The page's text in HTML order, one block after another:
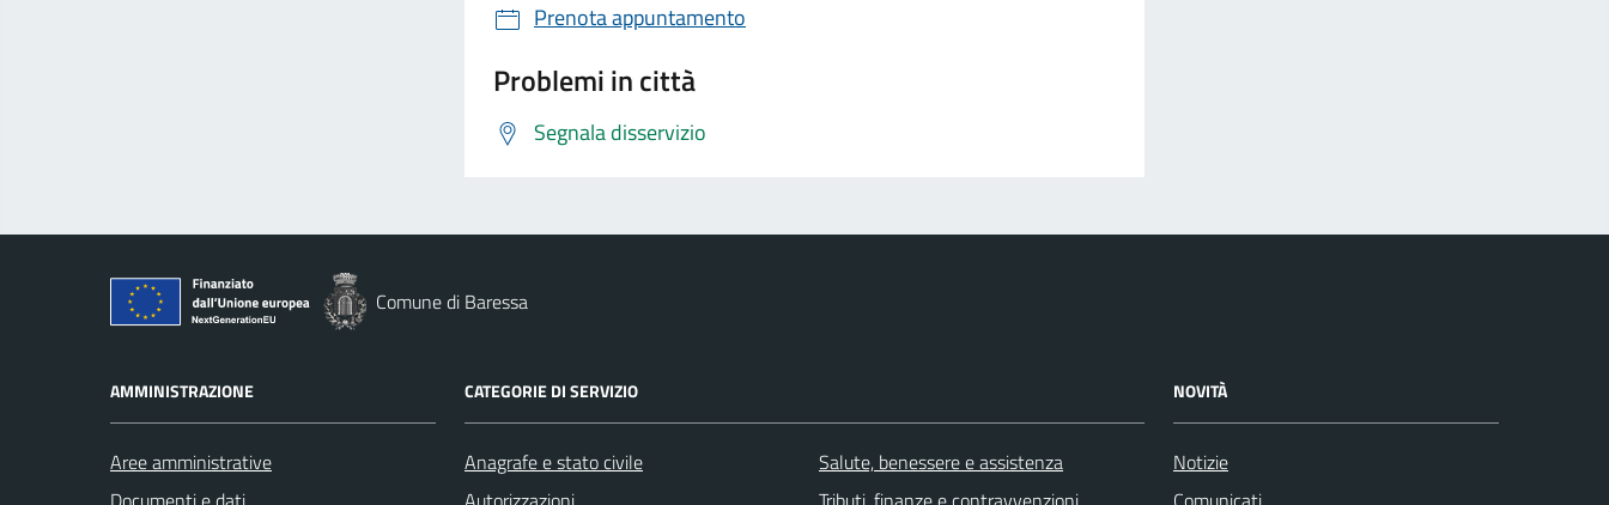
Prenota appuntamento
Problemi in città
Segnala disservizio
Comune di Baressa
AMMINISTRAZIONE
Aree amministrative
CATEGORIE DI SERVIZIO
Anagrafe e stato civile
Salute, benessere e assistenza
NOVITÀ
Notizie